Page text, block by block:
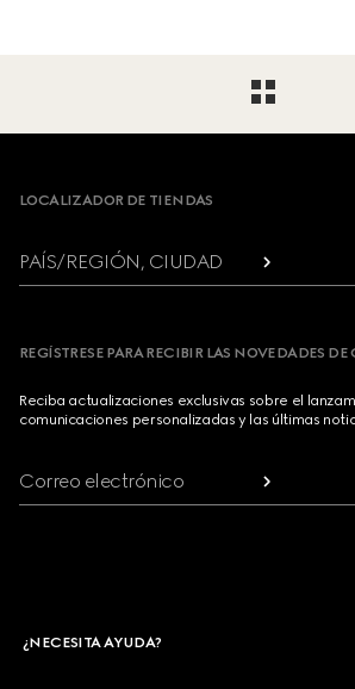
Footer
LOCALIZADOR DE TIENDAS
PAÍS/REGIÓN, CIUDAD
REGÍSTRESE PARA RECIBIR LAS NOVEDADES DE
Reciba actualizaciones exclusivas sobre el
comunicaciones personalizadas y las últimas
Correo electrónico
¿NECESITA AYUDA?